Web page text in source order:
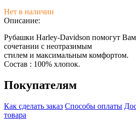
Нет в наличии
Описание:
Рубашки Harley-Davidson помогут
сочетании с неотразимым
стилем и максимальным комфортом.
Состав : 100% хлопок.
Покупателям
Как сделать заказ Способы оплаты
товара